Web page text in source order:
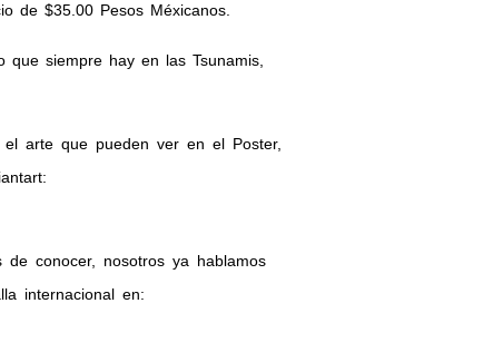
de $35.00 Pesos Méxicanos.
siempre hay en las Tsunamis,
arte que pueden ver en el Poster,
de conocer, nosotros ya hablamos
internacional en: